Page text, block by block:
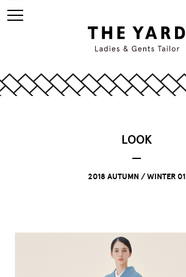
LOOK
2018 AUTUMN / WINTER 01